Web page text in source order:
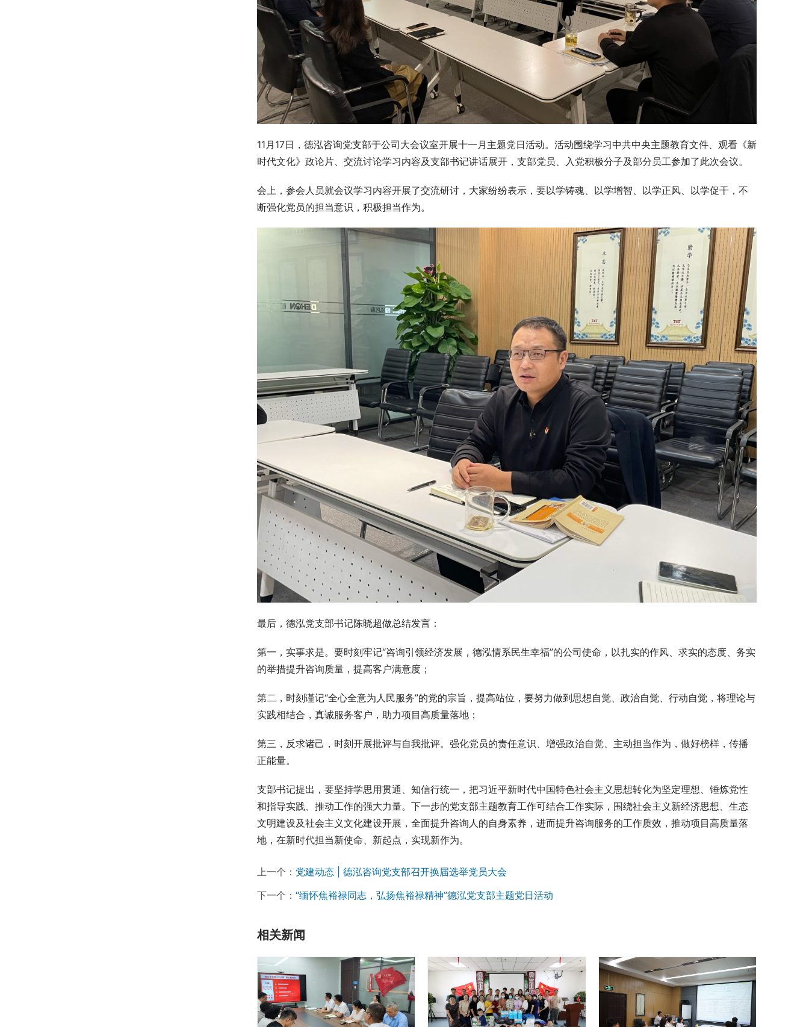
11月17日，德泓咨询党支部于公司大会议室开展十一月主题党日活动。活动围绕学习中共中央主题教育文件、观看《新
时代文化》政论片、交流讨论学习内容及支部书记讲话展开，支部党员、入党积极分子及部分员工参加了此次会议。
会上，参会人员就会议学习内容开展了交流研讨，大家纷纷表示，要以学铸魂、以学增智、以学正风、以学促干，不
断强化党员的担当意识，积极担当作为。
最后，德泓党支部书记陈晓超做总结发言：
第一，实事求是。要时刻牢记“咨询引领经济发展，德泓情系民生幸福”的公司使命，以扎实的作风、求实的态度、务实
的举措提升咨询质量，提高客户满意度；
第二，时刻谨记“全心全意为人民服务”的党的宗旨，提高站位，要努力做到思想自觉、政治自觉、行动自觉，将理论与
实践相结合，真诚服务客户，助力项目高质量落地；
第三，反求诸己，时刻开展批评与自我批评。强化党员的责任意识、增强政治自觉、主动担当作为，做好榜样，传播
正能量。
支部书记提出，要坚持学思用贯通、知信行统一，把习近平新时代中国特色社会主义思想转化为坚定理想、锤炼党性
和指导实践、推动工作的强大力量。下一步的党支部主题教育工作可结合工作实际，围绕社会主义新经济思想、生态
文明建设及社会主义文化建设开展，全面提升咨询人的自身素养，进而提升咨询服务的工作质效，推动项目高质量落
地，在新时代担当新使命、新起点，实现新作为。
上一个： 党建动态 | 德泓咨询党支部召开换届选举党员大会
下一个： “缅怀焦裕禄同志，弘扬焦裕禄精神”德泓党支部主题党日活动
相关新闻